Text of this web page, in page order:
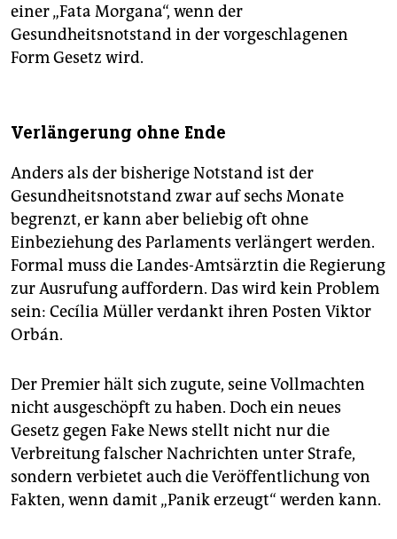
einer „Fata Morgana“, wenn der
Gesundheitsnotstand in der vorgeschlagenen
Form Gesetz wird.
Verlängerung ohne Ende
Anders als der bisherige Notstand ist der
Gesundheitsnotstand zwar auf sechs Monate
begrenzt, er kann aber beliebig oft ohne
Einbeziehung des Parlaments verlängert werden.
Formal muss die Landes-Amtsärztin die Regierung
zur Ausrufung auffordern. Das wird kein Problem
sein: Cecília Müller verdankt ihren Posten Viktor
Orbán.
Der Premier hält sich zugute, seine Vollmachten
nicht ausgeschöpft zu haben. Doch ein neues
Gesetz gegen Fake News stellt nicht nur die
Verbreitung falscher Nachrichten unter Strafe,
sondern verbietet auch die Veröffentlichung von
Fakten, wenn damit „Panik erzeugt“ werden kann.